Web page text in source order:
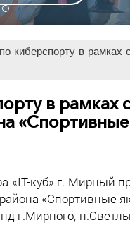
киберспорту в
в
«Спортивные
«IT-куб» г. Мирный
«Спортивные
г.Мирного,